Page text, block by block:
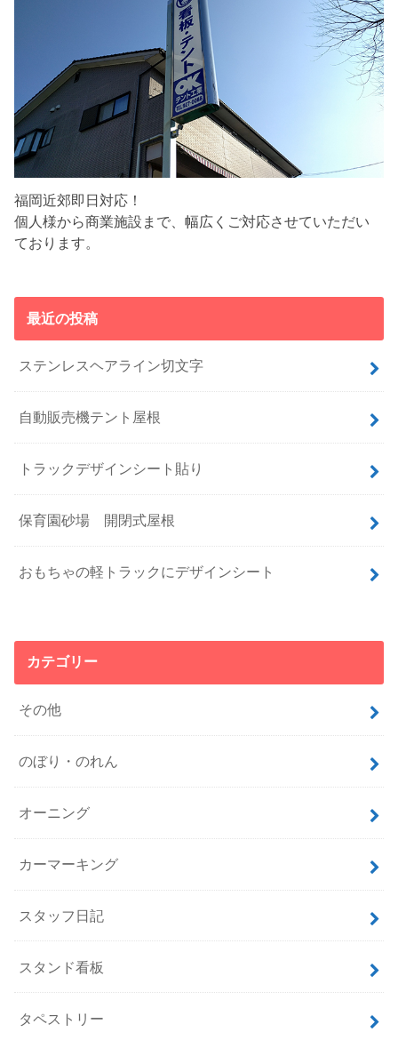
福岡近郊即日対応！
個人様から商業施設まで、幅広くご対応させていただい
ております。
最近の投稿
ステンレスヘアライン切文字
自動販売機テント屋根
トラックデザインシート貼り
保育園砂場 開閉式屋根
おもちゃの軽トラックにデザインシート
カテゴリー
その他
のぼり・のれん
オーニング
カーマーキング
スタッフ日記
スタンド看板
タペストリー